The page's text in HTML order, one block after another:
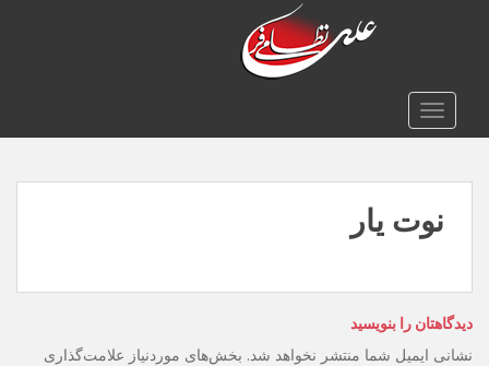
o
TOGGLE NAVIGATION
نوت یار
دیدگاهتان را بنویسید
نشانی ایمیل شما منتشر نخواهد شد. بخش‌های موردنیاز علامت‌گذاری